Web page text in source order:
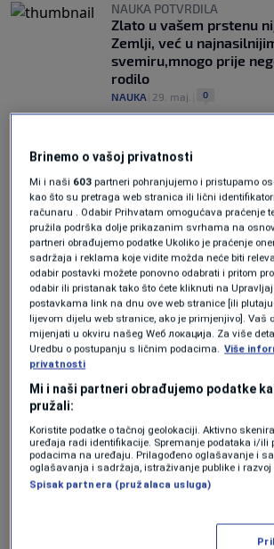
NAUKA POTVRDILA
Zlato u vašem prstenu
Zemlji, već u
svemiru,mnogo prije
rodilo
NAUKA 29. maj. 0
Oglas
POSTAVLJEN REKORD
kreće se 700.000 km/h
TEHNOLOGIJA|25. maj.| 1
ČUDNI BIOLOŠKI NALAZI
Stariji blizanac otišao na
Brinemo o vašoj privatnosti
Mi i naši 603 partneri pohranjujemo i pristupamo
kao što su pretraga web stranica ili lični
računaru . Odabir Prihvatam omogućava praćenje
pružila podrška dolje prikazanim svrhama na
partneri obrađujemo podatke Ukoliko je praćenje
sadržaja i reklama koje vidite možda neće biti
odabir postavki možete ponovno odabrati i pritom
odabir ili pristanak tako što ćete kliknuti na
postavkama link na dnu ove web stranice [ili
lijevom dijelu web stranice, ako je primjenjivo]. Vaš
mijenjati u okviru našeg Wеб локација. Za više
Uredbu o postupanju s ličnim podacima. Više
privatnosti
Mi i naši partneri obrađujemo podatke
pružali:
Koristite podatke o tačnoj geolokaciji. Aktivno
uređaja radi identifikacije. Spremanje podataka i/ili
podacima na uređaju. Prilagođeno oglašavanje i
oglašavanja i sadržaja, istraživanje publike i
Spisak partnera (pružalaca usluga)